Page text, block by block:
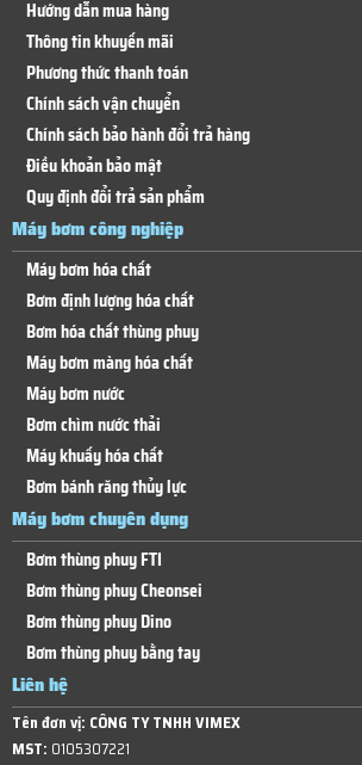
Hướng dẫn mua hàng
Thông tin khuyến mãi
Phương thức thanh toán
Chính sách vận chuyển
Chính sách bảo hành đổi trả hàng
Điều khoản bảo mật
Quy định đổi trả sản phẩm
Máy bơm công nghiệp
Máy bơm hóa chất
Bơm định lượng hóa chất
Bơm hóa chất thùng phuy
Máy bơm màng hóa chất
Máy bơm nước
Bơm chìm nước thải
Máy khuấy hóa chất
Bơm bánh răng thủy lực
Máy bơm chuyên dụng
Bơm thùng phuy FTI
Bơm thùng phuy Cheonsei
Bơm thùng phuy Dino
Bơm thùng phuy bằng tay
Liên hệ
Tên đơn vị: CÔNG TY TNHH VIMEX
MST: 0105307221